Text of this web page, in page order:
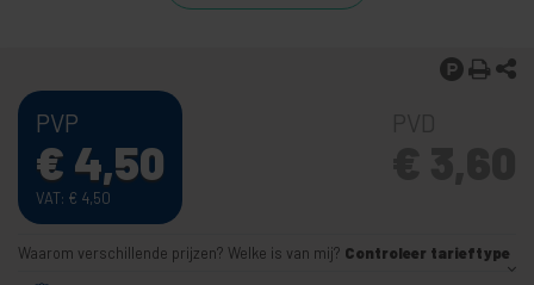
PVP
€ 4,50
VAT: € 4,50
Waarom verschillende prijzen? Welke is van mij? Controleer tarieftype